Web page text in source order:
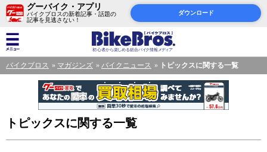
グーバイク・アプリ
バイクブロスの新着記事・話題の
記事を見逃さない！
ダウンロード
バイクブロス マガジンズ バイクニュース トピックスに関する一覧
トピックスに関する一覧